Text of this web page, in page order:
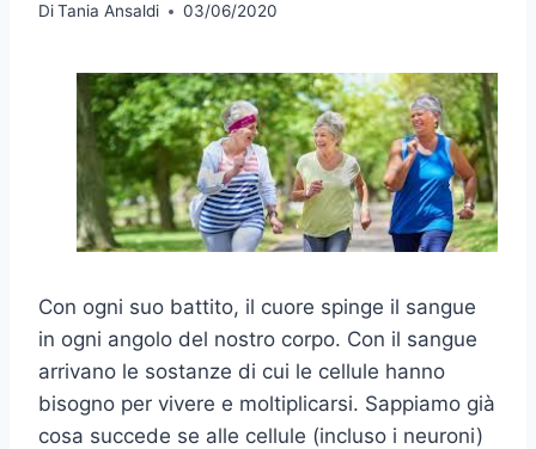
DiTania Ansaldi 03/06/2020
Con ogni suo battito, il cuore spinge il sangue
in ogni angolo del nostro corpo. Con il sangue
arrivano le sostanze di cui le cellule hanno
bisogno per vivere e moltiplicarsi. Sappiamo già
cosa succede se alle cellule (incluso i neuroni)